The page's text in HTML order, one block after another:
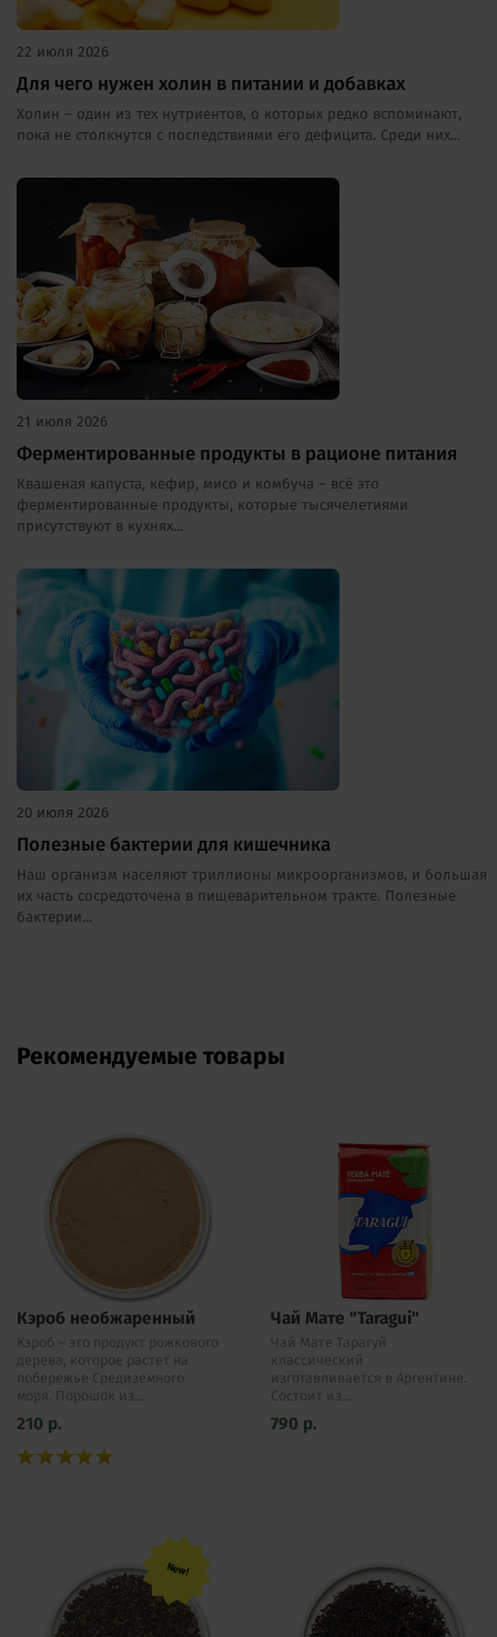
22 июля 2026
Для чего нужен холин в питании и добавках
Холин – один из тех нутриентов, о которых редко вспоминают,
пока не столкнутся с последствиями его дефицита. Среди них...
21 июля 2026
Ферментированные продукты в рационе питания
Квашеная капуста, кефир, мисо и комбуча – всё это
ферментированные продукты, которые тысячелетиями
присутствуют в кухнях...
20 июля 2026
Полезные бактерии для кишечника
Наш организм населяют триллионы микроорганизмов, и большая
их часть сосредоточена в пищеварительном тракте. Полезные
бактерии...
Рекомендуемые товары
Кэроб необжаренный
Кэроб – это продукт рожкового
дерева, которое растет на
побережье Средиземного
моря. Порошок из...
210 р.
Чай Мате "Taragui"
Чай Мате Тарагуй
классический
изготавливается в Аргентине.
Состоит из...
790 р.
New!